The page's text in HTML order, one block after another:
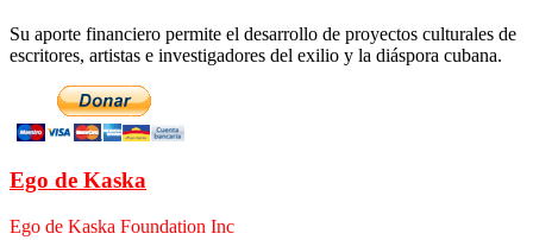
Su aporte financiero permite el desarrollo de proyectos culturales de
escritores, artistas e investigadores del exilio y la diáspora cubana.
Ego de Kaska
Ego de Kaska Foundation Inc